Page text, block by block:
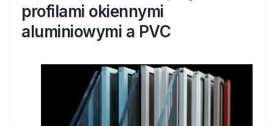
profilami okiennymi
aluminiowymi a PVC